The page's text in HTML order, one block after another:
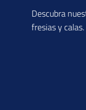
Descubra
fresias y calas.